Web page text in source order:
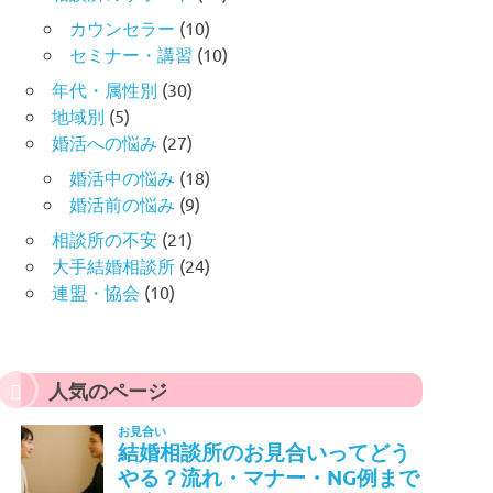
カウンセラー (10)
セミナー・講習 (10)
年代・属性別 (30)
地域別 (5)
婚活への悩み (27)
婚活中の悩み (18)
婚活前の悩み (9)
相談所の不安 (21)
大手結婚相談所 (24)
連盟・協会 (10)
人気のページ